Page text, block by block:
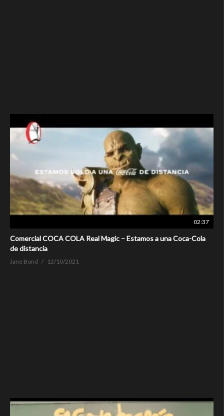
02:37
Comercial COCA COLA Real Magic – Estamos a una Coca-Cola
de distancia
Jane Bond 12/10/2021